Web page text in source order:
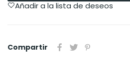
Añadir a la lista de deseos
Compartir